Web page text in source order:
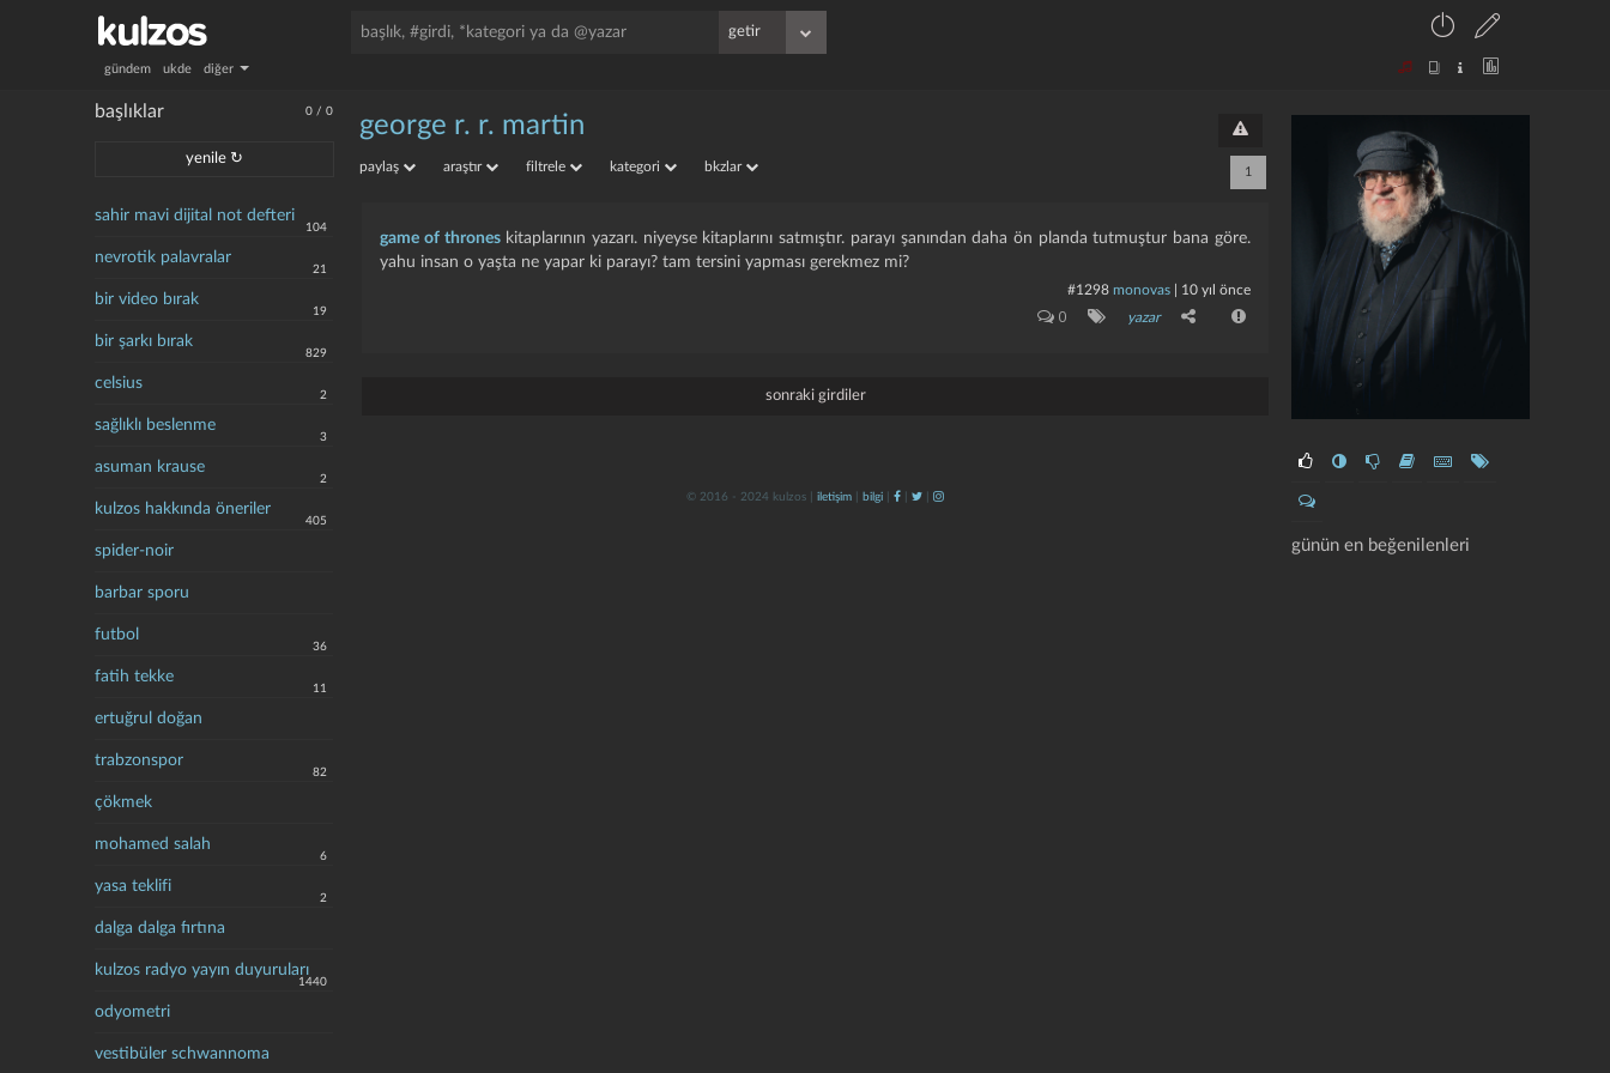
gündem ukde diğer
0 /0
başlıklar
yenile ↻
sahir mavi dijital not defteri
104
nevrotik palavralar
21
bir video bırak
19
bir şarkı bırak
829
celsius
2
sağlıklı beslenme
3
asuman krause
2
kulzos hakkında öneriler
405
spider-noir
barbar sporu
futbol
36
fatih tekke
11
ertuğrul doğan
trabzonspor
82
çökmek
mohamed salah
6
yasa teklifi
2
dalga dalga fırtına
kulzos radyo yayın duyuruları
1440
odyometri
vestibüler schwannoma
günün en beğenilenleri
george r. r. martin
paylaş araştır filtrele kategori bkzlar 1
game of throneskitaplarının yazarı. niyeyse kitaplarını satmıştır. parayı şanından daha ön planda tutmuştur bana göre.
yahu insan o yaşta ne yapar ki parayı? tam tersini yapması gerekmez mi?
#1298 monovas| 10 yıl önce
0 yazar
sonraki girdiler
© 2016 - 2024 kulzos | iletişim bilgi